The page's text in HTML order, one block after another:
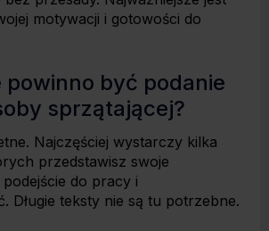
motywacji i gotowości do
powinno być podanie
sprzątającej?
Najczęściej wystarczy kilka
przedstawisz swoje
do pracy i
Długie teksty nie są tu potrzebne.